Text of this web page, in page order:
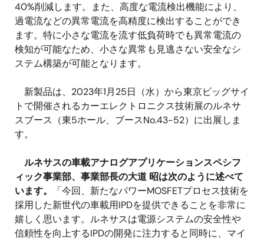
40%削減します。また、高度な電流検出機能により、
過電流などの異常電流を高精度に検出することができ
ます。特に小さな電流を流す低負荷時でも異常電流の
検知が可能なため、小さな異常も見逃さない安全なシ
ステム構築が可能となります。
新製品は、2023年1月25日（水）から東京ビッグサイ
トで開催されるカーエレクトロニクス技術展のルネサ
スブース（東5ホール、ブースNo.43-52）に出展しま
す。
ルネサスの車載アナログアプリケーションスペシフ
ィック事業部、事業部長の大道 昭は次のように述べて
います。
「今回、新たなパワーMOSFETプロセス技術を
採用した新世代の車載用IPDを提供できることを非常に
嬉しく思います。ルネサスは電源システムの安全性や
信頼性を向上するIPDの開発に注力すると同時に、マイ